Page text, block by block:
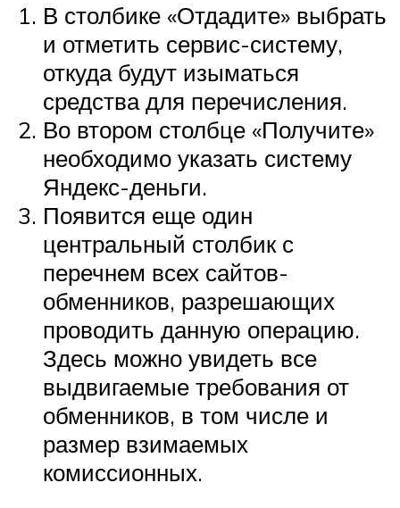
В столбике «Отдадите» выбрать
и отметить сервис-систему,
откуда будут изыматься
средства для перечисления.
Во втором столбце «Получите»
необходимо указать систему
Яндекс-деньги.
Появится еще один
центральный столбик с
перечнем всех сайтов-
обменников, разрешающих
проводить данную операцию.
Здесь можно увидеть все
выдвигаемые требования от
обменников, в том числе и
размер взимаемых
комиссионных.